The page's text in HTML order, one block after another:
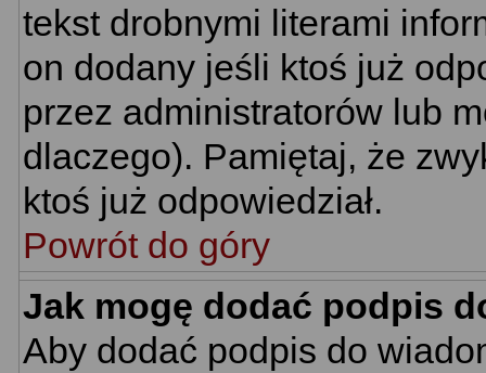
tekst drobnymi literami
on dodany jeśli ktoś już
przez administratorów lub
dlaczego). Pamiętaj, że
ktoś już odpowiedział.
Powrót do góry
Jak mogę dodać podpis
Aby dodać podpis do